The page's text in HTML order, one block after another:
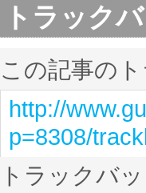
トラック
この記事の
http://
p=8308/
トラックバ